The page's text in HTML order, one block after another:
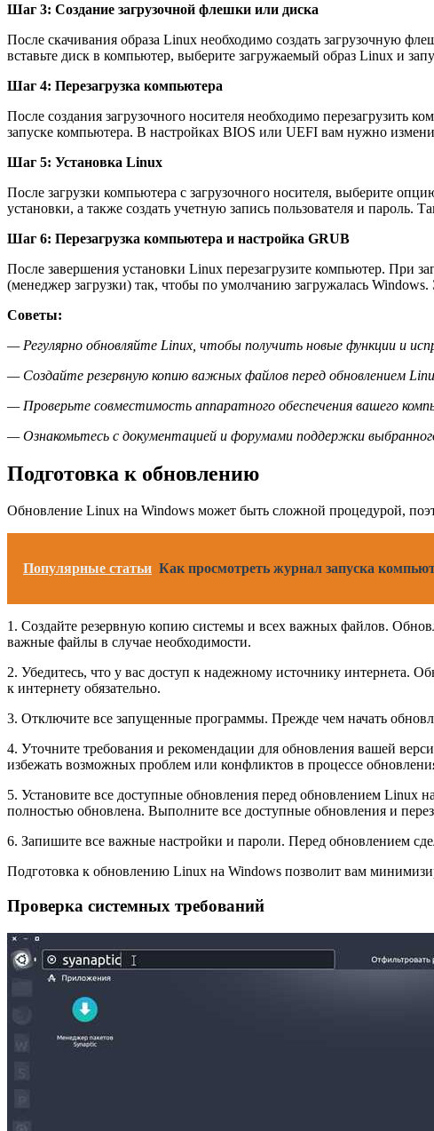
Шаг 3: Создание загрузочной флешки или диска
После скачивания образа Linux необходимо создать загрузочную
вставьте диск в компьютер, выберите загружаемый образ Linux и
Шаг 4: Перезагрузка компьютера
После создания загрузочного носителя необходимо
запуске компьютера. В настройках BIOS или UEFI вам нужно
Шаг 5: Установка Linux
После загрузки компьютера с загрузочного носителя, выберите
установки, а также создать учетную запись пользователя и пароль.
Шаг 6: Перезагрузка компьютера и настройка GRUB
После завершения установки Linux перезагрузите компьютер. При
(менеджер загрузки) так, чтобы по умолчанию загружалась
Советы:
— Регулярно обновляйте Linux, чтобы получить новые функции и
— Создайте резервную копию важных файлов перед обновлением
— Проверьте совместимость аппаратного обеспечения вашего
— Ознакомьтесь с документацией и форумами поддержки
Подготовка к обновлению
Обновление Linux на Windows может быть сложной процедурой,
Популярные статьи Как просмотреть журнал запуска
1. Создайте резервную копию системы и всех важных файлов.
важные файлы в случае необходимости.
2. Убедитесь, что у вас доступ к надежному источнику интернета.
к интернету обязательно.
3. Отключите все запущенные программы. Прежде чем начать
4. Уточните требования и рекомендации для обновления вашей
избежать возможных проблем или конфликтов в процессе
5. Установите все доступные обновления перед обновлением Linux
полностью обновлена. Выполните все доступные обновления и
6. Запишите все важные настройки и пароли. Перед обновлением
Подготовка к обновлению Linux на Windows позволит вам
Проверка системных требований